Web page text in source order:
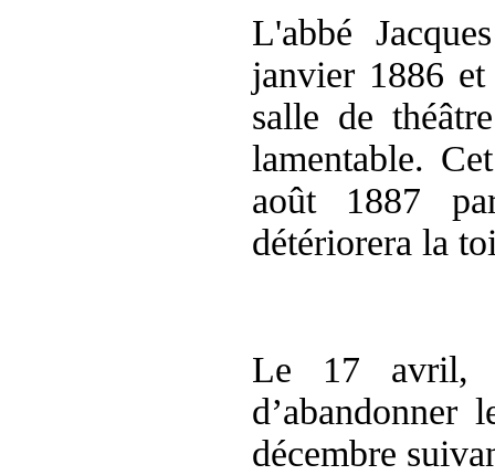
L'abbé
janvier 1886
salle de
lamentable.
août 1887
détériorera la
Le 17 avril,
décembre